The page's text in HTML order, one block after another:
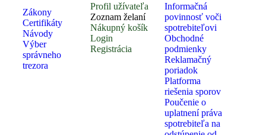
Zákony
Certifikáty
Návody
Výber
správneho
trezora
Profil užívateľa
Zoznam želaní
Nákupný košík
Login
Registrácia
Informačná
povinnosť voči
spotrebiteľovi
Obchodné
podmienky
Reklamačný
poriadok
Platforma
riešenia sporov
Poučenie o
uplatnení práva
spotrebiteľa na